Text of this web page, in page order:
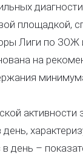
площадкой,
Лиги по ЗОЖ
на
день –